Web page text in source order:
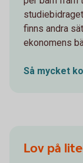
finns andra
ekonomens
Så mycket
Lov på